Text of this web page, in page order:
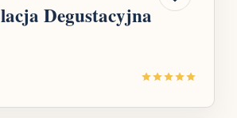
Degustacyjna